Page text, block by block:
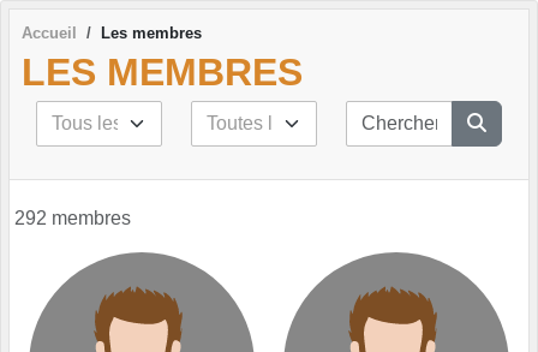
Accueil Les membres
LES MEMBRES
292 membres